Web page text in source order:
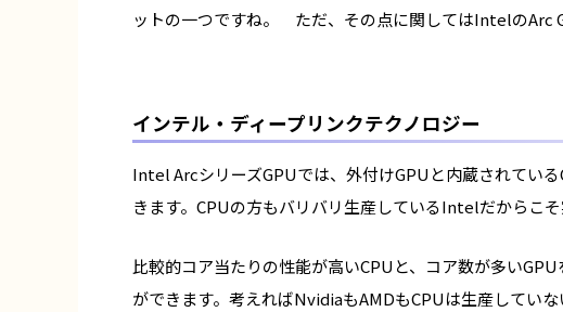
ットの一つですね。 ただ、その点に関してはIntelのArc
インテル・ディープリンクテクノロジー
Intel ArcシリーズGPUでは、外付けGPUと内蔵されてい
きます。CPUの方もバリバリ生産しているIntelだからこ
比較的コア当たりの性能が高いCPUと、コア数が多いGPU
ができます。考えればNvidiaもAMDもCPUは生産してい